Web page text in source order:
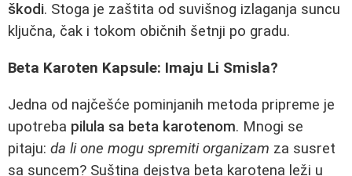
škodi. Stoga je zaštita od suvišnog izlaganja suncu
ključna, čak i tokom običnih šetnji po gradu.
Beta Karoten Kapsule: Imaju Li Smisla?
Jedna od najčešće pominjanih metoda pripreme je
upotreba pilula sa beta karotenom. Mnogi se
pitaju: da li one mogu spremiti organizam za susret
sa suncem? Suština dejstva beta karotena leži u